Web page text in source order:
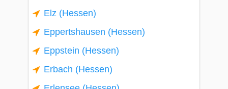
Elz (Hessen)
Eppertshausen (Hessen)
Eppstein (Hessen)
Erbach (Hessen)